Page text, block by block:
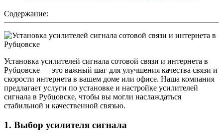
Содержание:
Установка усилителей сигнала сотовой связи и интернета в
Рубцовске — это важный шаг для улучшения качества связи и
скорости интернета в вашем доме или офисе. Наша компания
предлагает услуги по установке и настройке усилителей
сигнала в Рубцовске, чтобы вы могли наслаждаться
стабильной и качественной связью.
1. Выбор усилителя сигнала